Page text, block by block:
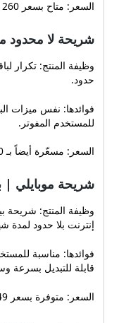
السعر: متاح بسعر 260 SAR للسداد الشهري.
شريحة لا محدود
حدود.
فوائدها: نفس ميزات
للمستخدم المفوتر.
السعر: مسعّرة أيضاً بـ 250 SAR.
شريحة موبايلي |
وظيفة المنتج: شريحة
إنترنت بلا حدود لمدة
فوائدها: مناسبة
قابلة للتبديل بسرعة
السعر: متوفرة بسعر 249 SAR.